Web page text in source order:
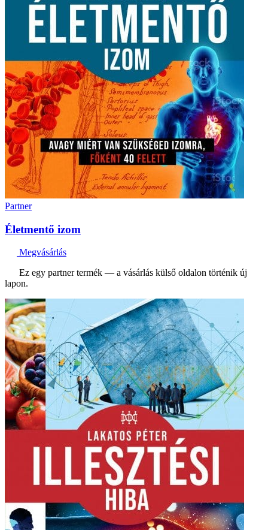
Partner
Életmentő izom
Megvásárlás
Ez egy partner termék — a vásárlás külső oldalon történik új
lapon.